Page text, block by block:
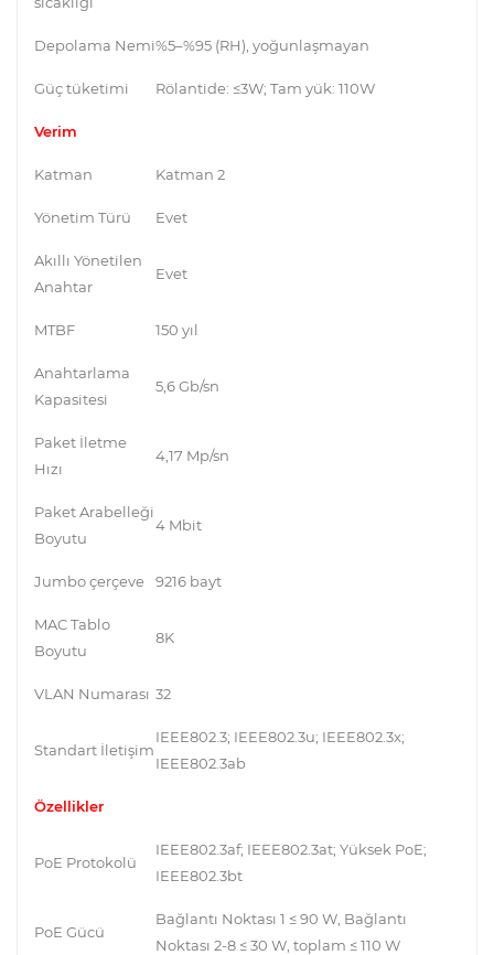
Depolama Nemi%5–%95 (RH), yoğunlaşmayan
Güç tüketimi Rölantide: ≤3W; Tam yük: 110W
Verim
Katman Katman 2
Yönetim Türü Evet
Akıllı Yönetilen
Anahtar
Evet
MTBF 150 yıl
Anahtarlama
Kapasitesi
5,6 Gb/sn
Paket İletme
Hızı
4,17 Mp/sn
Paket Arabelleği
Boyutu
4 Mbit
Jumbo çerçeve 9216 bayt
MAC Tablo
Boyutu
8K
VLAN Numarası 32
Standart İletişim
IEEE802.3; IEEE802.3u; IEEE802.3x;
IEEE802.3ab
Özellikler
PoE Protokolü
IEEE802.3af; IEEE802.3at; Yüksek PoE;
IEEE802.3bt
PoE Gücü
Bağlantı Noktası 1 ≤ 90 W, Bağlantı
Noktası 2-8 ≤ 30 W, toplam ≤ 110 W